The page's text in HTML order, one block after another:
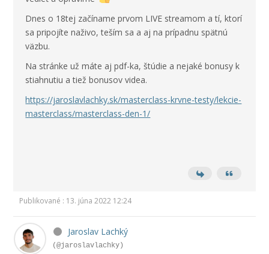
Dnes o 18tej začíname prvom LIVE streamom a tí, ktorí
sa pripojíte naživo, teším sa a aj na prípadnu spätnú
väzbu.
Na stránke už máte aj pdf-ka, štúdie a nejaké bonusy k
stiahnutiu a tiež bonusov videa.
https://jaroslavlachky.sk/masterclass-krvne-testy/lekcie-
masterclass/masterclass-den-1/
Publikované : 13. júna 2022 12:24
Jaroslav Lachký
(@jaroslavlachky)